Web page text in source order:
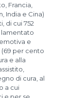
Francia,
India e Cina)
di cui 752
lamentato
e
per cento
e alla
di cura, al
a cui